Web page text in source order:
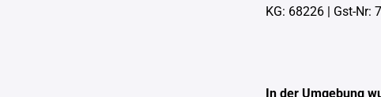
KG: 68226 | Gst-Nr:
In der Umgebung